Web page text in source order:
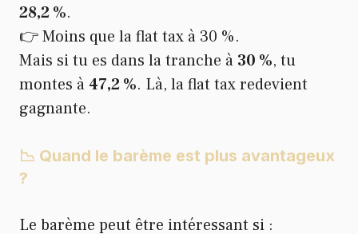
28,2 %.
👉 Moins que la flat tax à 30 %.
Mais si tu es dans la tranche à 30 %, tu
montes à 47,2 %. Là, la flat tax redevient
gagnante.
📉 Quand le barème est plus avantageux
?
Le barème peut être intéressant si :